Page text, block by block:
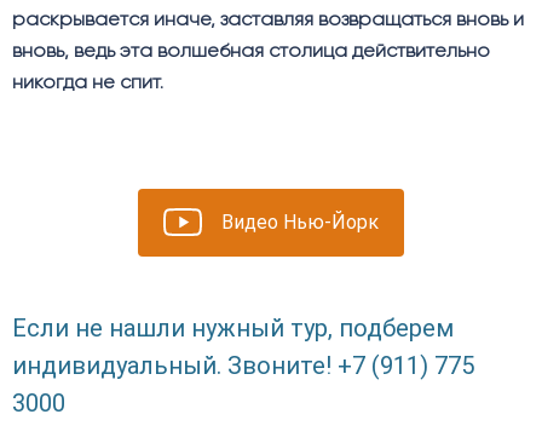
раскрывается иначе, заставляя возвращаться вновь и
вновь, ведь эта волшебная столица действительно
никогда не спит.
Видео Нью-Йорк
Если не нашли нужный тур, подберем
индивидуальный. Звоните! +7 (911) 775
3000